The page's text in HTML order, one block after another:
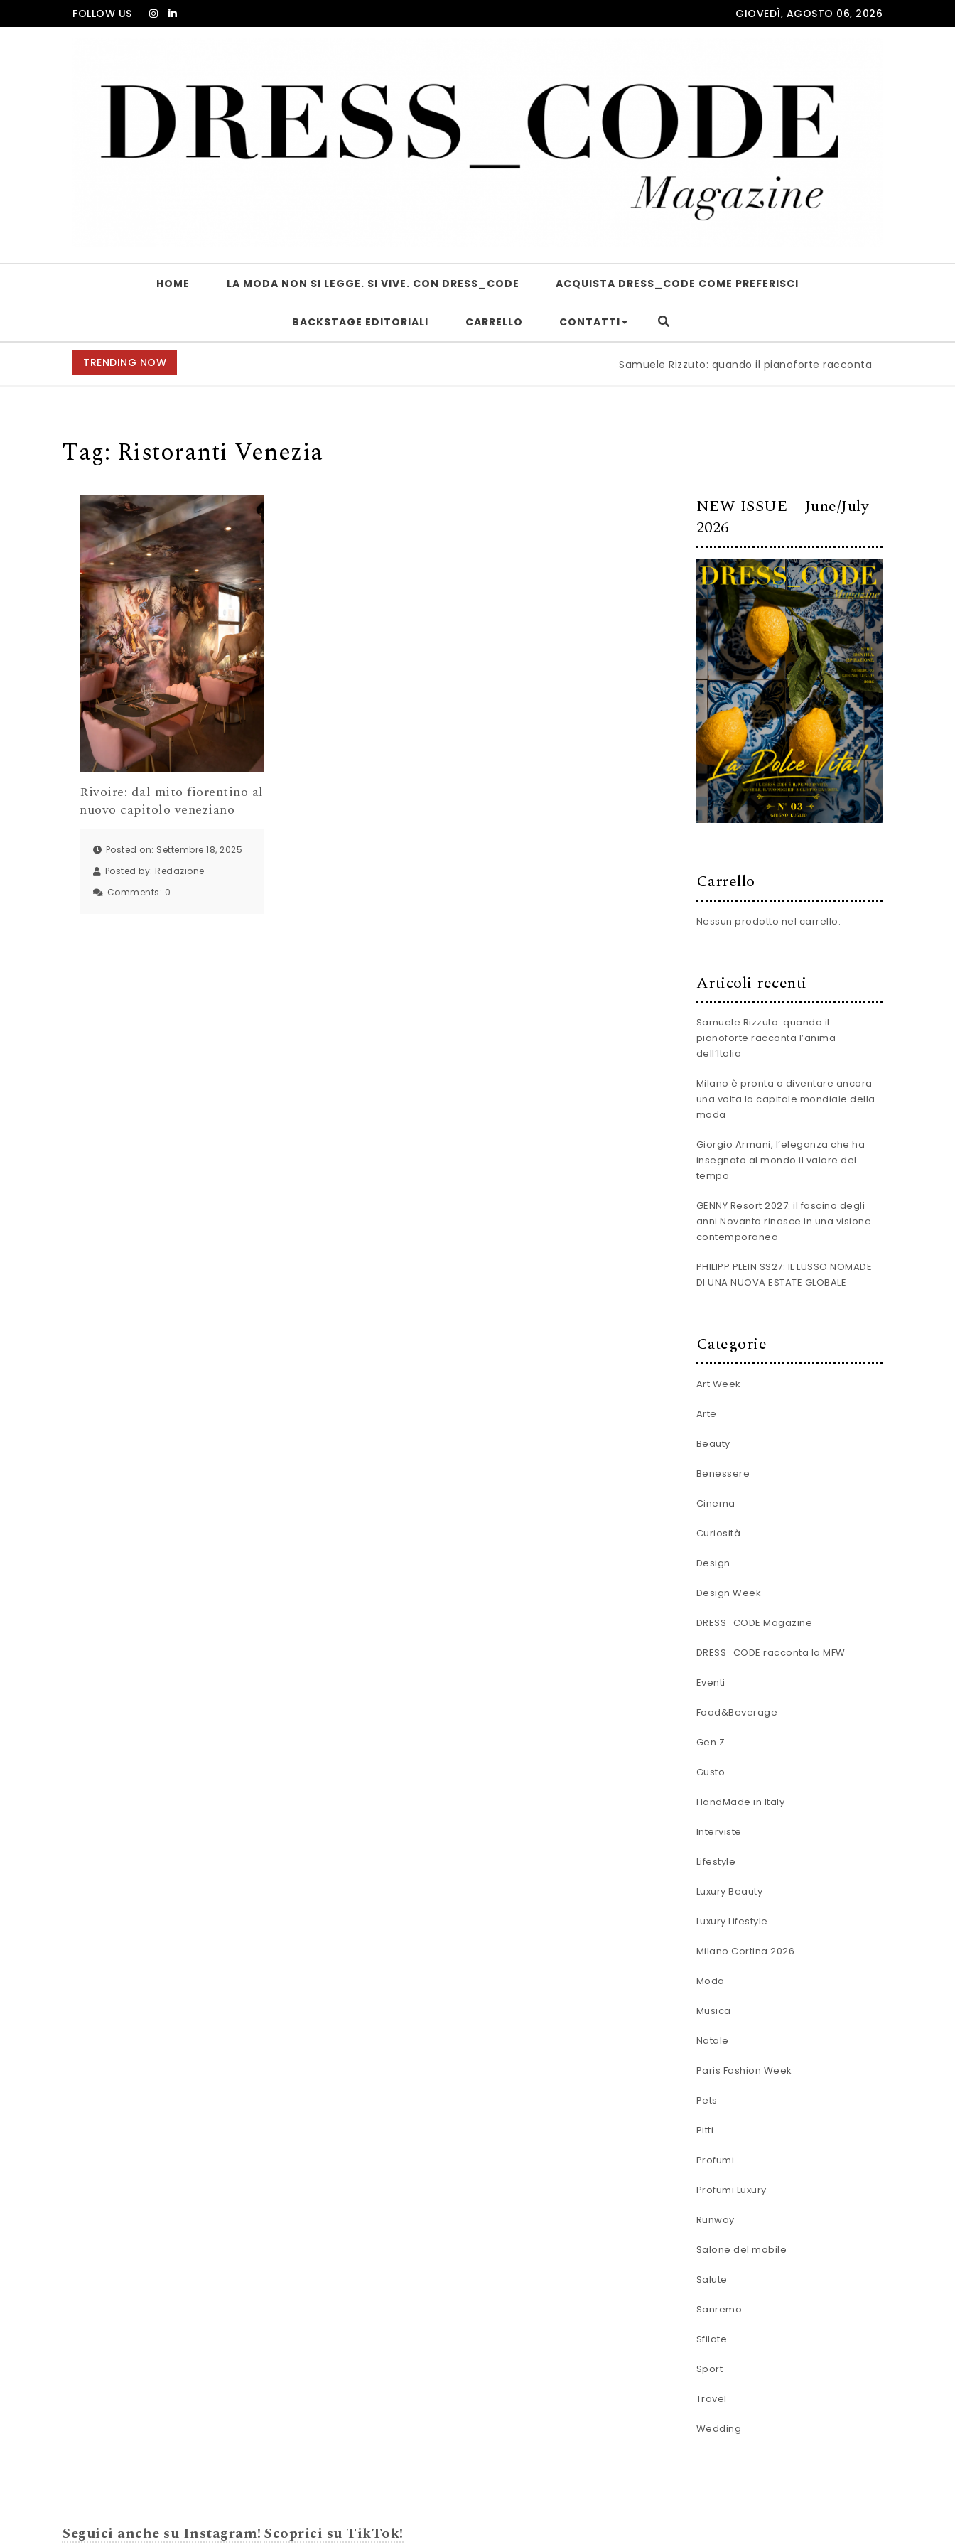
Skip to contentFOLLOW US GIOVEDÌ, AGOSTO 06, 2026
HOME LA MODA NON SI LEGGE. SI VIVE. CON DRESS_CODE ACQUISTA DRESS_CODE COME PREFERISCI
BACKSTAGE EDITORIALI CARRELLO CONTATTI
TRENDING NOW Samuele Rizzuto: quando il pianoforte racconta l’anima dell’Italia
Tag: Ristoranti Venezia
Rivoire: dal mito fiorentino al
nuovo capitolo veneziano
Posted on: Settembre 18, 2025
Posted by: Redazione
Comments: 0
NEW ISSUE – June/July
2026
Carrello
Nessun prodotto nel carrello.
Articoli recenti
Samuele Rizzuto: quando il
pianoforte racconta l’anima
dell’Italia
Milano è pronta a diventare ancora
una volta la capitale mondiale della
moda
Giorgio Armani, l’eleganza che ha
insegnato al mondo il valore del
tempo
GENNY Resort 2027: il fascino degli
anni Novanta rinasce in una visione
contemporanea
PHILIPP PLEIN SS27: IL LUSSO NOMADE
DI UNA NUOVA ESTATE GLOBALE
Categorie
Art Week
Arte
Beauty
Benessere
Cinema
Curiosità
Design
Design Week
DRESS_CODE Magazine
DRESS_CODE racconta la MFW
Eventi
Food&Beverage
Gen Z
Gusto
HandMade in Italy
Interviste
Lifestyle
Luxury Beauty
Luxury Lifestyle
Milano Cortina 2026
Moda
Musica
Natale
Paris Fashion Week
Pets
Pitti
Profumi
Profumi Luxury
Runway
Salone del mobile
Salute
Sanremo
Sfilate
Sport
Travel
Wedding
Seguici anche su Instagram! Scoprici su TikTok!